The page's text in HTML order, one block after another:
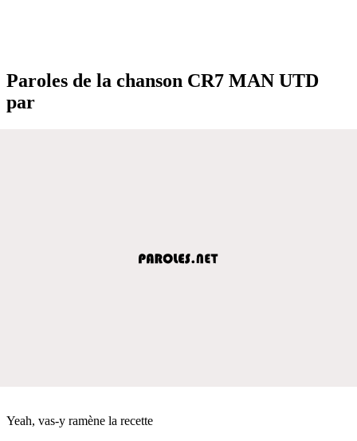
Paroles de la chanson CR7 MAN UTD
par
Yeah, vas-y ramène la recette